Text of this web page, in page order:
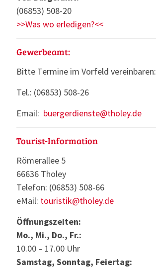
(06853) 508-20
>>Was wo erledigen?<<
Gewerbeamt:
Bitte Termine im Vorfeld vereinbaren:
Tel.: (06853) 508-26
Email: buergerdienste@tholey.de
Tourist-Information
Römerallee 5
66636 Tholey
Telefon: (06853) 508-66
eMail: touristik@tholey.de
Öffnungszeiten:
Mo., Mi., Do., Fr.:
10.00 – 17.00 Uhr
Samstag, Sonntag, Feiertag: